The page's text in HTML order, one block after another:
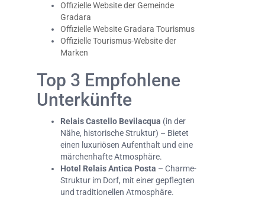
Offizielle Website der Gemeinde
Gradara
Offizielle Website Gradara Tourismus
Offizielle Tourismus-Website der
Marken
Top 3 Empfohlene
Unterkünfte
Relais Castello Bevilacqua (in der
Nähe, historische Struktur) – Bietet
einen luxuriösen Aufenthalt und eine
märchenhafte Atmosphäre.
Hotel Relais Antica Posta – Charme-
Struktur im Dorf, mit einer gepflegten
und traditionellen Atmosphäre.